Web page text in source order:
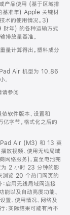
产品使用 (基于区域排
基准年) Apple 关键材
术的使用情况。3)
年) 的各种运输方式
排放量基准。
量计算得出。塑料成分
iPad Air 机型为 10.86
。
参阅
软件版本、设置和
字节。格式化之后的
Air (M3) 和 13 英
放视频、使用无线局域
网络服务)，直至电池完
为 2 小时 23 分钟的影
浏览 20 个热门网页的
启用无线局域网连接
能以及自动亮度功能、
置、使用情况、网络及
；实际结果可能有所不